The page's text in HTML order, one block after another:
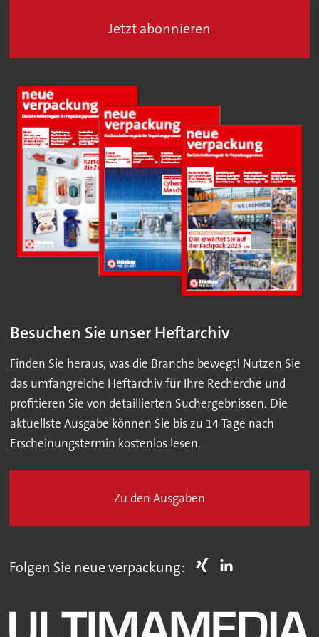
Jetzt abonnieren
Besuchen Sie unser Heftarchiv
Finden Sie heraus, was die Branche bewegt! Nutzen Sie
das umfangreiche Heftarchiv für Ihre Recherche und
profitieren Sie von detaillierten Suchergebnissen. Die
aktuellste Ausgabe können Sie bis zu 14 Tage nach
Erscheinungstermin kostenlos lesen.
Zu den Ausgaben
Folgen Sie neue verpackung: